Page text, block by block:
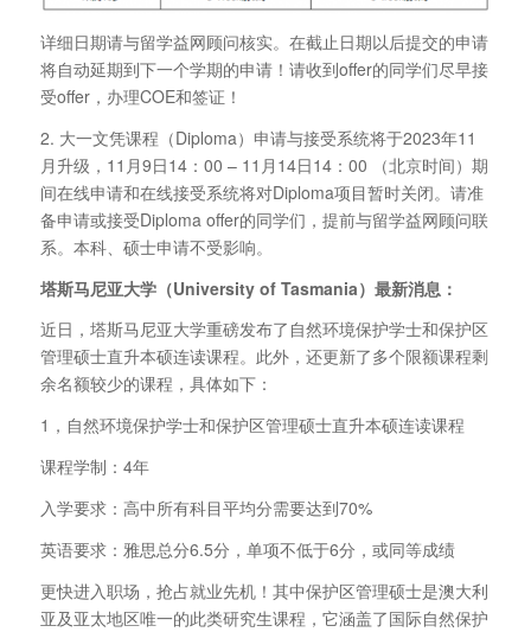
详细日期请与留学益网顾问核实。在截止日期以后提交的申请
将自动延期到下一个学期的申请！请收到offer的同学们尽早接
受offer，办理COE和签证！
2. 大一文凭课程（Diploma）申请与接受系统将于2023年11
月升级，11月9日14：00 – 11月14日14：00 （北京时间）期
间在线申请和在线接受系统将对Diploma项目暂时关闭。请准
备申请或接受Diploma offer的同学们，提前与留学益网顾问联
系。本科、硕士申请不受影响。
塔斯马尼亚大学（University of Tasmania）最新消息：
近日，塔斯马尼亚大学重磅发布了自然环境保护学士和保护区
管理硕士直升本硕连读课程。此外，还更新了多个限额课程剩
余名额较少的课程，具体如下：
1，自然环境保护学士和保护区管理硕士直升本硕连读课程
课程学制：4年
入学要求：高中所有科目平均分需要达到70%
英语要求：雅思总分6.5分，单项不低于6分，或同等成绩
更快进入职场，抢占就业先机！其中保护区管理硕士是澳大利
亚及亚太地区唯一的此类研究生课程，它涵盖了国际自然保护